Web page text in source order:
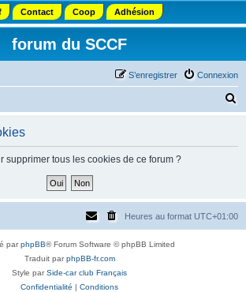
Contact Coop Adhésion
forum du SCCF
Connexion
S’enregistrer
h
supprimer tous les cookies de ce forum ?
Heures au format UTC+01:00
parphpBB® Forum Software © phpBB Limited
Traduit parphpBB-fr.com
Style parSide-car club Français
Confidentialité | Conditions